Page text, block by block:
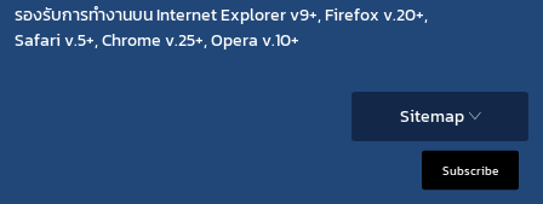
รองรับการทำงานบน Internet Explorer v9+, Firefox v.20+,
Safari v.5+, Chrome v.25+, Opera v.10+
Sitemap
Subscribe